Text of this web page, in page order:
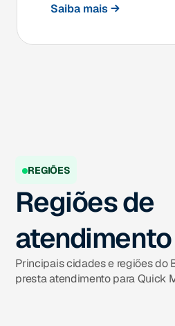
Saiba mais
REGIÕES
Regiões de
atendimento
Principais cidades e regiões do
presta atendimento para Quick